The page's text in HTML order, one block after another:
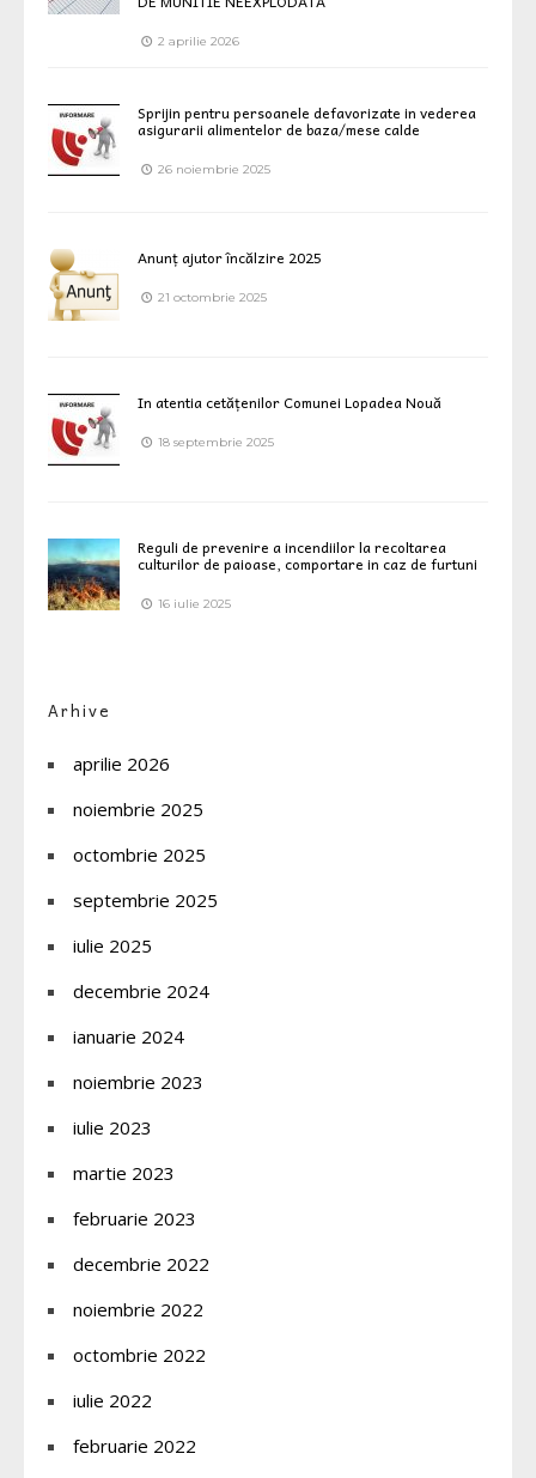
2 aprilie 2026
Sprijin pentru persoanele defavorizate in vederea
asigurarii alimentelor de baza/mese calde
26 noiembrie 2025
Anunț ajutor încălzire 2025
21 octombrie 2025
In atentia cetățenilor Comunei Lopadea Nouă
18 septembrie 2025
Reguli de prevenire a incendiilor la recoltarea
culturilor de paioase, comportare in caz de furtuni
16 iulie 2025
Arhive
aprilie 2026
noiembrie 2025
octombrie 2025
septembrie 2025
iulie 2025
decembrie 2024
ianuarie 2024
noiembrie 2023
iulie 2023
martie 2023
februarie 2023
decembrie 2022
noiembrie 2022
octombrie 2022
iulie 2022
februarie 2022